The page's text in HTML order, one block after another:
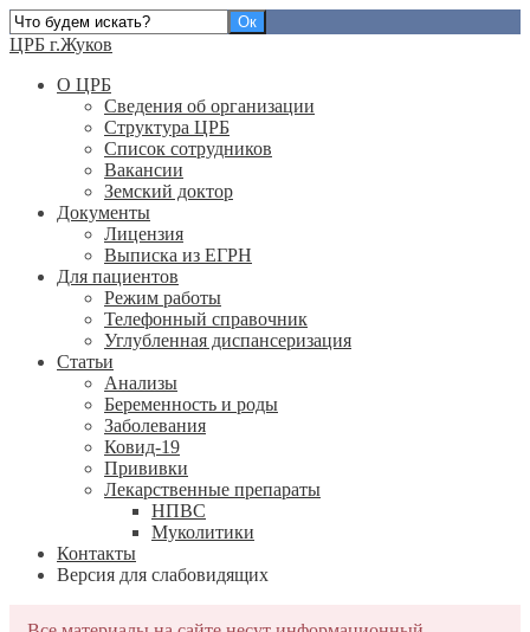
ЦРБ г.Жуков
О ЦРБ
Сведения об организации
Структура ЦРБ
Список сотрудников
Вакансии
Земский доктор
Документы
Лицензия
Выписка из ЕГРН
Для пациентов
Режим работы
Телефонный справочник
Углубленная диспансеризация
Статьи
Анализы
Беременность и роды
Заболевания
Ковид-19
Прививки
Лекарственные препараты
НПВС
Муколитики
Контакты
Версия для слабовидящих